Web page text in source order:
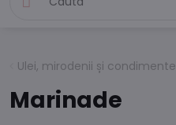
Ulei, mirodenii și condimente
Marinade